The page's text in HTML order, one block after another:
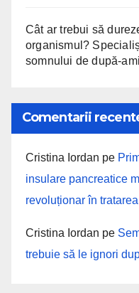
Cât ar trebui să
organismul?
somnului de după-
Comentarii
Cristina Iordan pe
insulare pancreatice
revoluționar în
Cristina Iordan pe
trebuie să le ignori